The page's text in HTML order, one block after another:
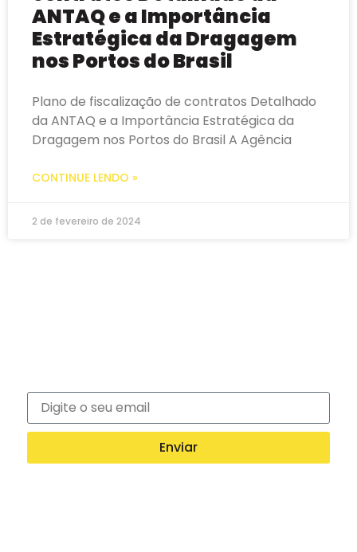
ANTAQ e a Importância
Estratégica da Dragagem
nos Portos do Brasil
Plano de fiscalização de contratos Detalhado
da ANTAQ e a Importância Estratégica da
Dragagem nos Portos do Brasil A Agência
CONTINUE LENDO »
2 de fevereiro de 2024
Enviar